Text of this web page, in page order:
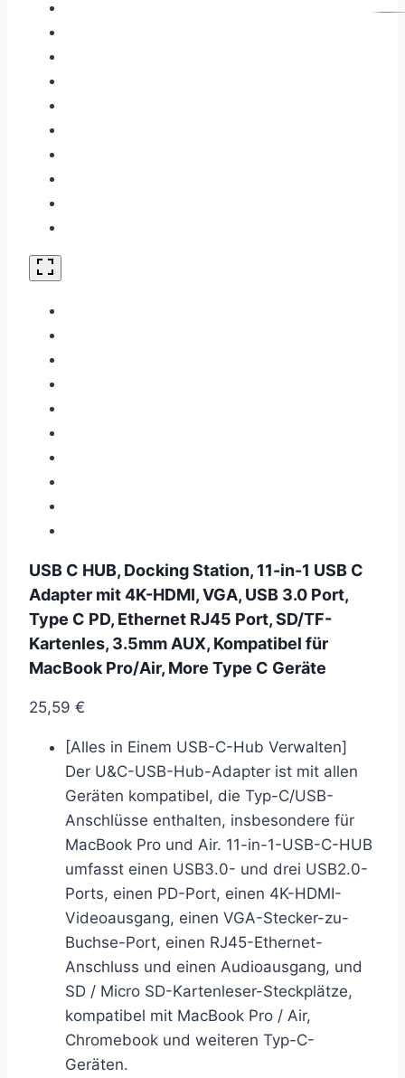
USB C HUB, Docking Station, 11-in-1 USB C
Adapter mit 4K-HDMI, VGA, USB 3.0 Port,
Type C PD, Ethernet RJ45 Port, SD/TF-
Kartenles, 3.5mm AUX, Kompatibel für
MacBook Pro/Air, More Type C Geräte
25,59 €
[Alles in Einem USB-C-Hub Verwalten]
Der U&C-USB-Hub-Adapter ist mit allen
Geräten kompatibel, die Typ-C/USB-
Anschlüsse enthalten, insbesondere für
MacBook Pro und Air. 11-in-1-USB-C-HUB
umfasst einen USB3.0- und drei USB2.0-
Ports, einen PD-Port, einen 4K-HDMI-
Videoausgang, einen VGA-Stecker-zu-
Buchse-Port, einen RJ45-Ethernet-
Anschluss und einen Audioausgang, und
SD / Micro SD-Kartenleser-Steckplätze,
kompatibel mit MacBook Pro / Air,
Chromebook und weiteren Typ-C-
Geräten.